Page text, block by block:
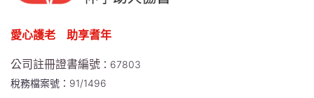
愛心護老 助享耆年
公司註冊證書編號 ：67803
稅務檔案號：91/1496